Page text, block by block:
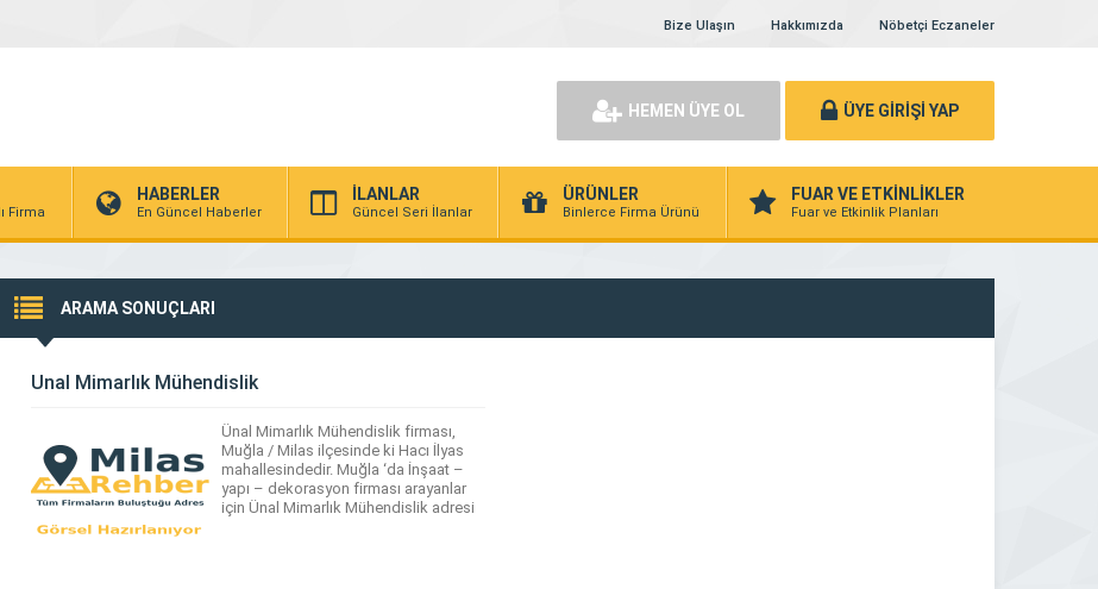
Bize Ulaşın Hakkımızda Nöbetçi Eczaneler
HEMEN ÜYE OL ÜYE GİRİŞİ YAP
Firma
HABERLER
En Güncel Haberler
İLANLAR
Güncel Seri İlanlar
ÜRÜNLER
Binlerce Firma Ürünü
FUAR VE ETKİNLİKLER
Fuar ve Etkinlik Planları
ARAMA SONUÇLARI
Ünal Mimarlık Mühendislik
Ünal Mimarlık Mühendislik firması,
Muğla / Milas ilçesinde ki Hacı İlyas
mahallesindedir. Muğla ‘da İnşaat –
yapı – dekorasyon firması arayanlar
için Ünal Mimarlık Mühendislik adresi